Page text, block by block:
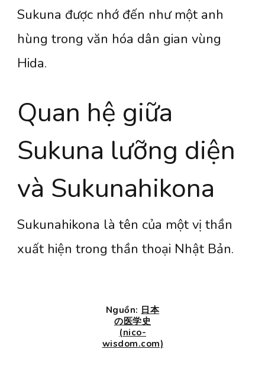
Sukuna được nhớ đến như một anh
hùng trong văn hóa dân gian vùng
Hida.
Quan hệ giữa
Sukuna lưỡng diện
và Sukunahikona
Sukunahikona là tên của một vị thần
xuất hiện trong thần thoại Nhật Bản.
Nguồn: 日本
の医学史
(nico-
wisdom.com)